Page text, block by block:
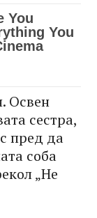
Освен
сестра,
пред да
соба
„Не